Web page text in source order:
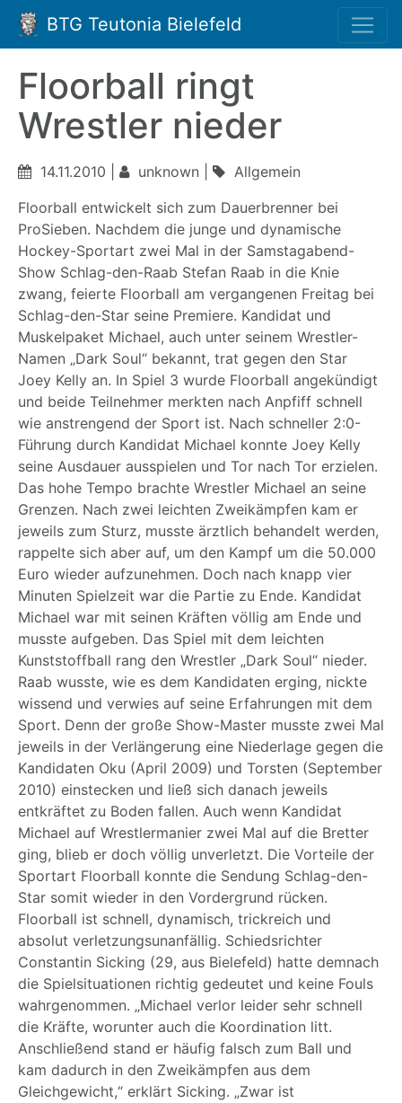
BTG Teutonia Bielefeld
Floorball ringt
Wrestler nieder
14.11.2010 | unknown |
Allgemein
Floorball entwickelt sich zum Dauerbrenner bei
ProSieben. Nachdem die junge und dynamische
Hockey-Sportart zwei Mal in der Samstagabend-
Show Schlag-den-Raab Stefan Raab in die Knie
zwang, feierte Floorball am vergangenen Freitag bei
Schlag-den-Star seine Premiere. Kandidat und
Muskelpaket Michael, auch unter seinem Wrestler-
Namen „Dark Soul“ bekannt, trat gegen den Star
Joey Kelly an. In Spiel 3 wurde Floorball angekündigt
und beide Teilnehmer merkten nach Anpfiff schnell
wie anstrengend der Sport ist. Nach schneller 2:0-
Führung durch Kandidat Michael konnte Joey Kelly
seine Ausdauer ausspielen und Tor nach Tor erzielen.
Das hohe Tempo brachte Wrestler Michael an seine
Grenzen. Nach zwei leichten Zweikämpfen kam er
jeweils zum Sturz, musste ärztlich behandelt werden,
rappelte sich aber auf, um den Kampf um die 50.000
Euro wieder aufzunehmen. Doch nach knapp vier
Minuten Spielzeit war die Partie zu Ende. Kandidat
Michael war mit seinen Kräften völlig am Ende und
musste aufgeben. Das Spiel mit dem leichten
Kunststoffball rang den Wrestler „Dark Soul“ nieder.
Raab wusste, wie es dem Kandidaten erging, nickte
wissend und verwies auf seine Erfahrungen mit dem
Sport. Denn der große Show-Master musste zwei Mal
jeweils in der Verlängerung eine Niederlage gegen die
Kandidaten Oku (April 2009) und Torsten (September
2010) einstecken und ließ sich danach jeweils
entkräftet zu Boden fallen. Auch wenn Kandidat
Michael auf Wrestlermanier zwei Mal auf die Bretter
ging, blieb er doch völlig unverletzt. Die Vorteile der
Sportart Floorball konnte die Sendung Schlag-den-
Star somit wieder in den Vordergrund rücken.
Floorball ist schnell, dynamisch, trickreich und
absolut verletzungsunanfällig. Schiedsrichter
Constantin Sicking (29, aus Bielefeld) hatte demnach
die Spielsituationen richtig gedeutet und keine Fouls
wahrgenommen. „Michael verlor leider sehr schnell
die Kräfte, worunter auch die Koordination litt.
Anschließend stand er häufig falsch zum Ball und
kam dadurch in den Zweikämpfen aus dem
Gleichgewicht,“ erklärt Sicking. „Zwar ist